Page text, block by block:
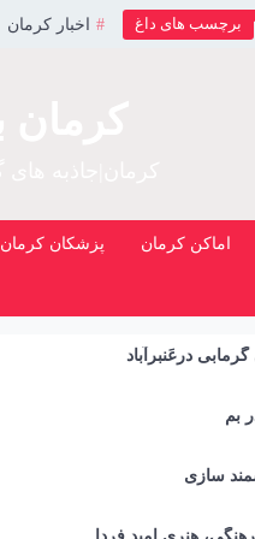
برچسب های داغ اخبار کرمان
اماکن کرمان پزشکان کرمان
درعَنبرآباد
بم
سازی